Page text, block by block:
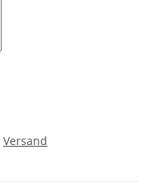
Versand